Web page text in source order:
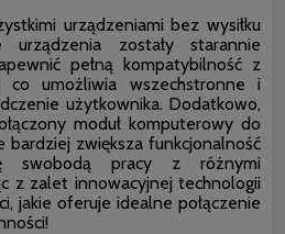
urządzeniami bez wysiłku
zostały starannie
pełną kompatybilność z
co umożliwia wszechstronne i
użytkownika. Dodatkowo,
moduł komputerowy do
bardziej zwiększa funkcjonalność
swobodą pracy z różnymi
z zalet innowacyjnej technologii
jakie oferuje idealne połączenie